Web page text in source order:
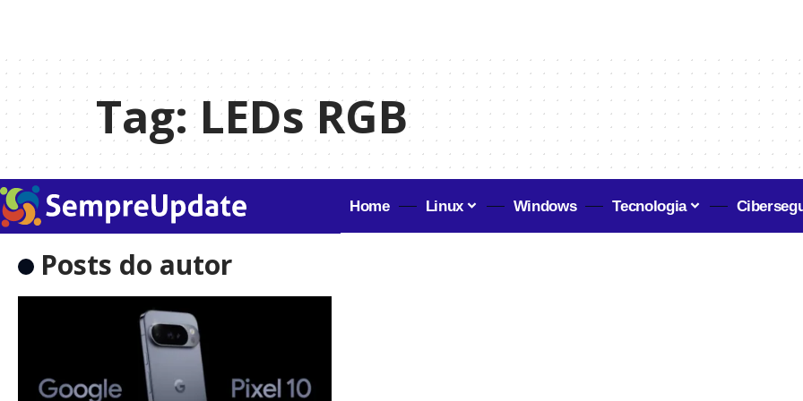
Tag:LEDs RGB
Home Linux Windows Tecnologia
Posts do autor